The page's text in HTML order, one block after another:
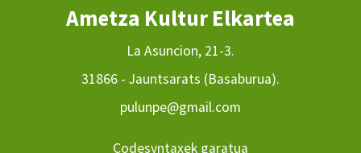
Ametza Kultur Elkartea
La Asuncion, 21-3.
31866 - Jauntsarats (Basaburua).
pulunpe@gmail.com
Codesyntaxek garatua